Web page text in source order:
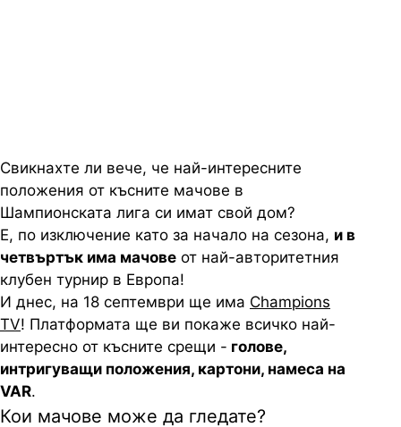
Свикнахте ли вече, че най-интересните
положения от късните мачове в
Шампионската лига си имат свой дом?
Е, по изключение като за начало на сезона, и в
четвъртък има мачове от най-авторитетния
клубен турнир в Европа!
И днес, на 18 септември ще има Champions
TV! Платформата ще ви покаже всичко най-
интересно от късните срещи - голове,
интригуващи положения, картони, намеса на
VAR.
Кои мачове може да гледате?